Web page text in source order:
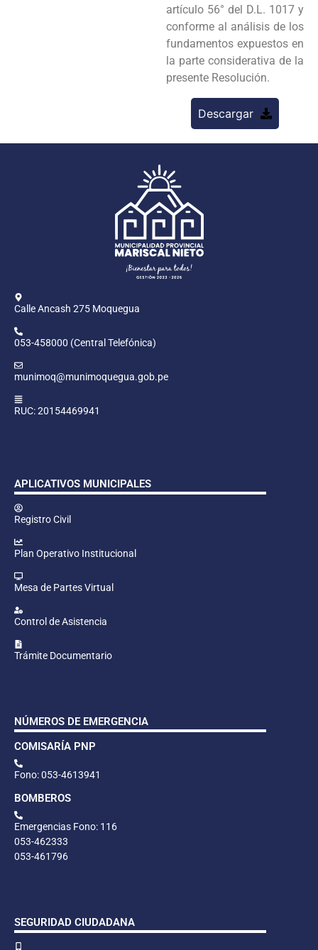
artículo 56° del D.L. 1017 y
conforme al análisis de los
fundamentos expuestos en
la parte considerativa de la
presente Resolución.
Descargar
Calle Ancash 275 Moquegua
053-458000 (Central Telefónica)
munimoq@munimoquegua.gob.pe
RUC: 20154469941
APLICATIVOS MUNICIPALES
Registro Civil
Plan Operativo Institucional
Mesa de Partes Virtual
Control de Asistencia
Trámite Documentario
NÚMEROS DE EMERGENCIA
COMISARÍA PNP
Fono: 053-4613941
BOMBEROS
Emergencias Fono: 116
053-462333
053-461796
SEGURIDAD CIUDADANA